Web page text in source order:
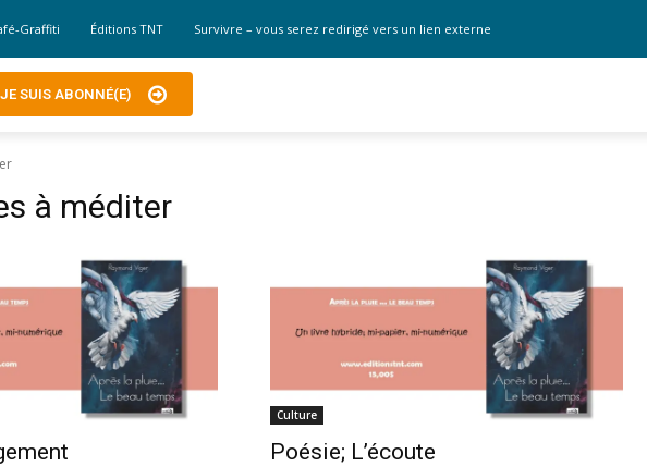
Graffiti Éditions TNT Survivre – vous serez redirigé vers un lien externe
JE SUIS ABONNÉ(E)
à méditer
Culture
Poésie; L’écoute